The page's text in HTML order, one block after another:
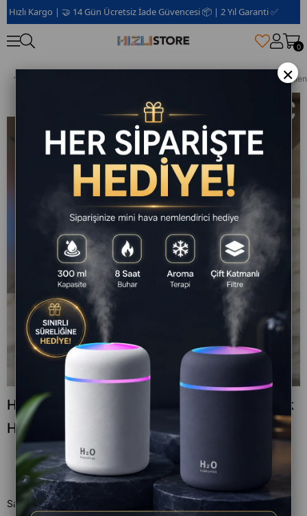
Kargo | 🤝 14 Gün Ücretsiz İade Güvencesi 📦 | 2 Yıl Garanti ✅
0
H2O 300 ML Renkli Gece Lambalı Ultrasonik
Hava Nemlendirii Buhar Makinesi - Beyaz
Satıcı : HZL STORE
×